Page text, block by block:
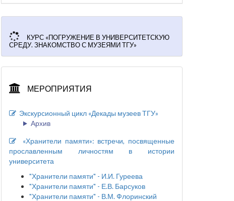
КУРС «ПОГРУЖЕНИЕ В УНИВЕРСИТЕТСКУЮ
СРЕДУ. ЗНАКОМСТВО С МУЗЕЯМИ ТГУ»
МЕРОПРИЯТИЯ
Экскурсионный цикл «Декады музеев ТГУ»
Архив
«Хранители памяти»: встречи, посвященные
прославленным личностям в истории
университета
"Хранители памяти" - И.И. Гуреева
"Хранители памяти" - Е.В. Барсуков
"Хранители памяти" - В.М. Флоринский